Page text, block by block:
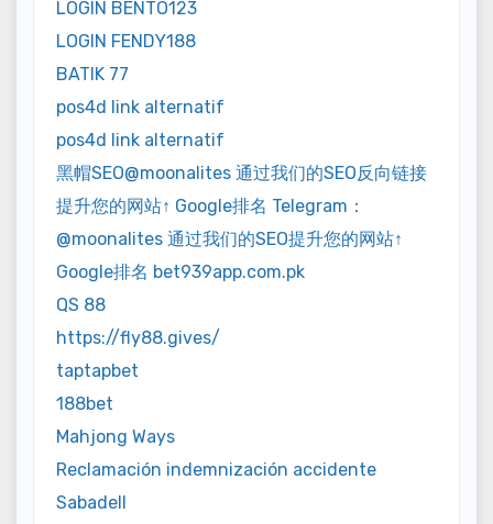
LOGIN BENTO123
LOGIN FENDY188
BATIK 77
pos4d link alternatif
pos4d link alternatif
黑帽SEO@moonalites 通过我们的SEO反向链接
提升您的网站↑ Google排名 Telegram：
@moonalites 通过我们的SEO提升您的网站↑
Google排名 bet939app.com.pk
QS 88
https://fly88.gives/
taptapbet
188bet
Mahjong Ways
Reclamación indemnización accidente
Sabadell